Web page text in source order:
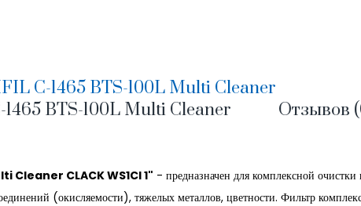
С-1465 BTS-100L Multi Cleaner
BTS-100L Multi Cleaner
Отзывов
Cleaner CLACK WS1CI 1" - предназначен для комплексной очистки
(окисляемости), тяжелых металлов, цветности. Фильтр